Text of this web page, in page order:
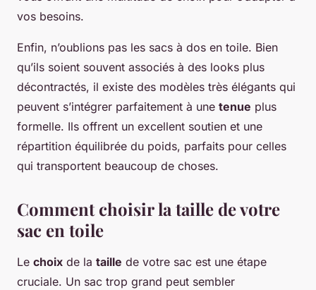
vos besoins.
Enfin, n’oublions pas les sacs à dos en toile. Bien
qu’ils soient souvent associés à des looks plus
décontractés, il existe des modèles très élégants qui
peuvent s’intégrer parfaitement à une tenue plus
formelle. Ils offrent un excellent soutien et une
répartition équilibrée du poids, parfaits pour celles
qui transportent beaucoup de choses.
Comment choisir la taille de votre
sac en toile
Le choix de la taille de votre sac est une étape
cruciale. Un sac trop grand peut sembler